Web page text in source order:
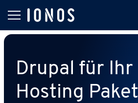
Drupal für Ihr
Hosting Paket